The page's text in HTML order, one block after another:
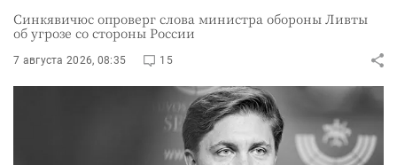
Синкявичюс опроверг слова министра обороны Ливты
об угрозе со стороны России
7 августа 2026, 08:35 15